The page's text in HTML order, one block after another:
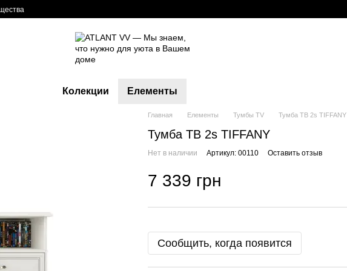
Колекции Елементы
Главная Елементы Тумбы TV Тумба ТВ 2s TIFFANY
Тумба ТВ 2s TIFFANY
Нет в наличии Артикул: 00110 Оставить отзыв
7 339 грн
Сообщить, когда появится